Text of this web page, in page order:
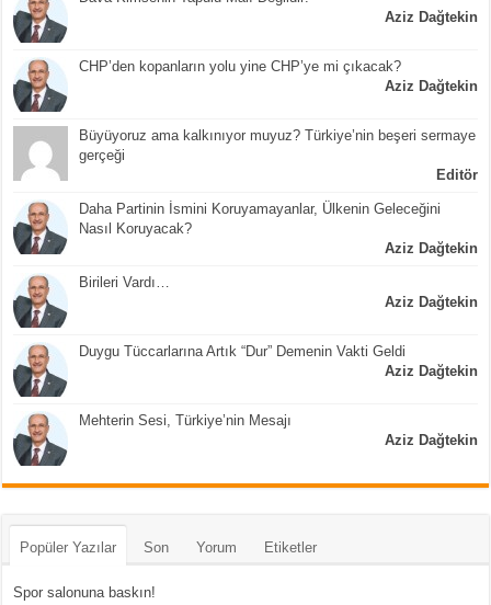
Aziz Dağtekin
CHP’den kopanların yolu yine CHP’ye mi çıkacak?
Aziz Dağtekin
Büyüyoruz ama kalkınıyor muyuz? Türkiye’nin beşeri sermaye
gerçeği
Editör
Daha Partinin İsmini Koruyamayanlar, Ülkenin Geleceğini
Nasıl Koruyacak?
Aziz Dağtekin
Birileri Vardı…
Aziz Dağtekin
Duygu Tüccarlarına Artık “Dur” Demenin Vakti Geldi
Aziz Dağtekin
Mehterin Sesi, Türkiye’nin Mesajı
Aziz Dağtekin
Popüler Yazılar Son Yorum Etiketler
Spor salonuna baskın!